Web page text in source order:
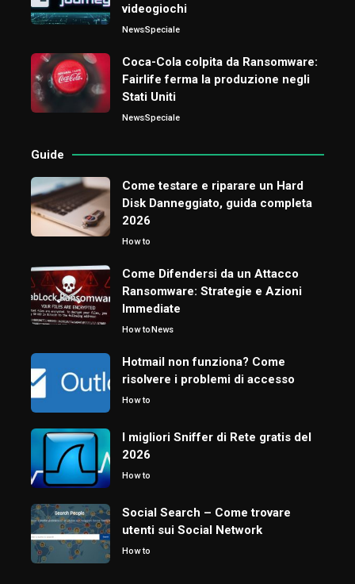
videogiochi
NewsSpeciale
Coca-Cola colpita da Ransomware:
Fairlife ferma la produzione negli
Stati Uniti
NewsSpeciale
Guide
Come testare e riparare un Hard
Disk Danneggiato, guida completa
2026
How to
Come Difendersi da un Attacco
Ransomware: Strategie e Azioni
Immediate
How toNews
Hotmail non funziona? Come
risolvere i problemi di accesso
How to
I migliori Sniffer di Rete gratis del
2026
How to
Social Search – Come trovare
utenti sui Social Network
How to